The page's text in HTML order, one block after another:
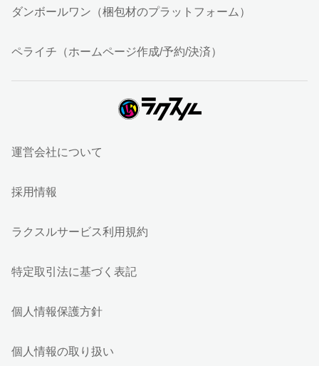
ダンボールワン（梱包材のプラットフォーム）
ペライチ（ホームページ作成/予約/決済）
運営会社について
採用情報
ラクスルサービス利用規約
特定取引法に基づく表記
個人情報保護方針
個人情報の取り扱い